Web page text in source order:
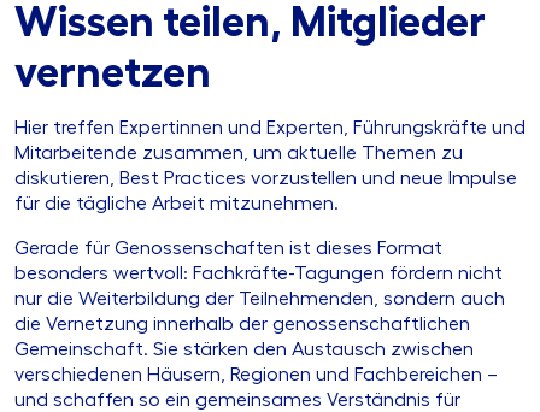
Wissen teilen, Mitglieder
vernetzen
Hier treffen Expertinnen und Experten, Führungskräfte und
Mitarbeitende zusammen, um aktuelle Themen zu
diskutieren, Best Practices vorzustellen und neue Impulse
für die tägliche Arbeit mitzunehmen.
Gerade für Genossenschaften ist dieses Format
besonders wertvoll: Fachkräfte-Tagungen fördern nicht
nur die Weiterbildung der Teilnehmenden, sondern auch
die Vernetzung innerhalb der genossenschaftlichen
Gemeinschaft. Sie stärken den Austausch zwischen
verschiedenen Häusern, Regionen und Fachbereichen –
und schaffen so ein gemeinsames Verständnis für